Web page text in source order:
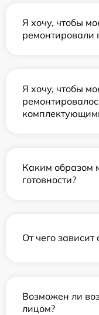
Я хочу, чтобы
ремонтировали
Я хочу, чтобы
Каким образом
готовности?
От чего
Возможен ли
лицом?